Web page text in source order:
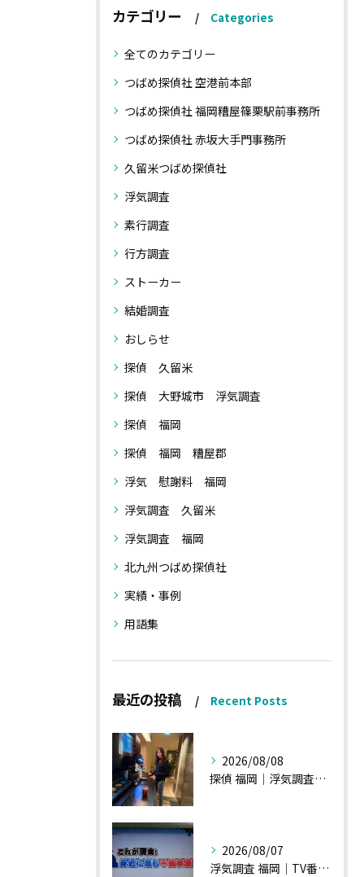
カテゴリー Categories
全てのカテゴリー
つばめ探偵社 空港前本部
つばめ探偵社 福岡糟屋篠栗駅前事務所
つばめ探偵社 赤坂大手門事務所
久留米つばめ探偵社
浮気調査
素行調査
行方調査
ストーカー
結婚調査
おしらせ
探偵 久留米
探偵 大野城市 浮気調査
探偵 福岡
探偵 福岡 糟屋郡
浮気 慰謝料 福岡
浮気調査 久留米
浮気調査 福岡
北九州つばめ探偵社
実績・事例
用語集
最近の投稿 Recent Posts
2026/08/08
探偵 福岡｜浮気調査、諸状況、そして雑談へ
2026/08/07
浮気調査 福岡｜TV番組15分間の特集の時のお話①